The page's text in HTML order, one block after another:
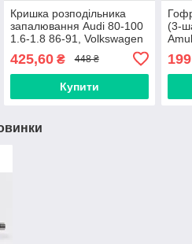
Кришка розподільника
запалювання Audi 80-100
1.6-1.8 86-91, Volkswagen
Golf, Passat 1.6-2.0 83> [
BREMI ] 026905207A
425,60₴ 448 ₴
Купити
(3-